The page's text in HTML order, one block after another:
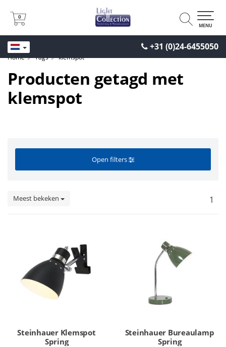
+31 (0)24-6455050
0
0
MENU
Home Tags klemspot
Producten getagd met
klemspot
Open filters
Meest bekeken 1
Steinhauer Klemspot
Spring
Steinhauer Bureaulamp
Spring